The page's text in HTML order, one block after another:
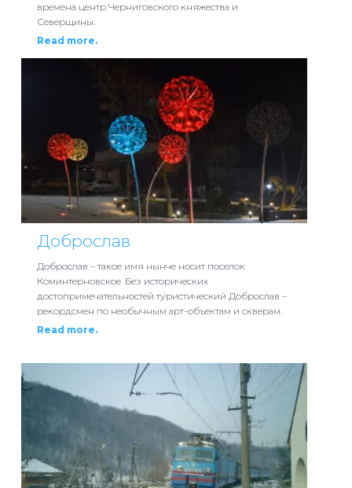
времена центр Черниговского княжества и
Северщины.
Read more.
Доброслав
Доброслав – такое имя нынче носит поселок
Коминтерновское. Без исторических
достопримечательностей туристический Доброслав –
рекордсмен по необычным арт-объектам и скверам.
Read more.